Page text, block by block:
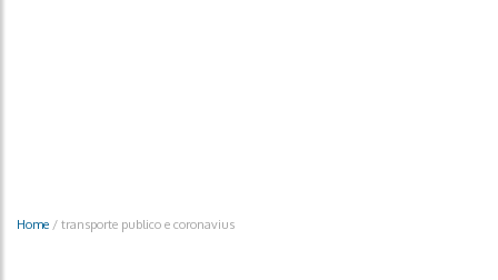
Home / transporte publico e coronavius